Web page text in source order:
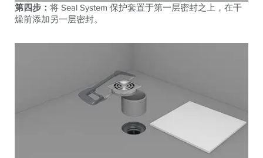
第四步： 将 Seal System 保护套置于第一层密封之上，在干
燥前添加另一层密封。